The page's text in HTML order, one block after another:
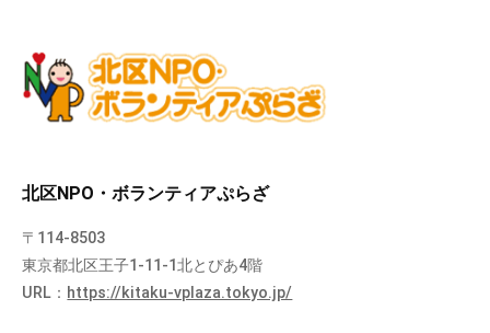
北区NPO・ボランティアぷらざ
〒114-8503
東京都北区王子1-11-1北とぴあ4階
URL： https://kitaku-vplaza.tokyo.jp/